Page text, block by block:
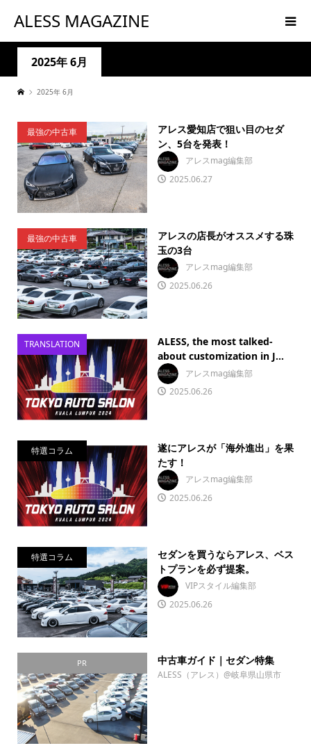
ALESS MAGAZINE
2025年 6月
2025年 6月
最強の中古車
アレス愛知店で狙い目のセダ
ン、5台を発表！
アレスmag編集部
2025.06.27
最強の中古車
アレスの店長がオススメする珠
玉の3台
アレスmag編集部
2025.06.26
TRANSLATION
ALESS, the most talked-
about customization in J...
アレスmag編集部
2025.06.26
特選コラム
遂にアレスが「海外進出」を果
たす！
アレスmag編集部
2025.06.26
特選コラム
セダンを買うならアレス、ベス
トプランを必ず提案。
VIPスタイル編集部
2025.06.26
PR 中古車ガイド｜セダン特集
ALESS（アレス）@岐阜県山県市